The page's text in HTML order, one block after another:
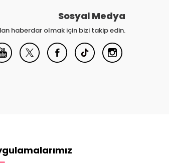
Sosyal Medya
haberdar olmak için bizi takip edin.